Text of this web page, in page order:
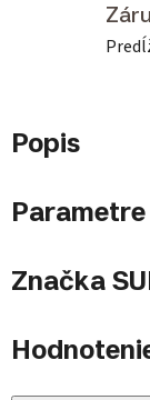
Popis
Parametre
Značka